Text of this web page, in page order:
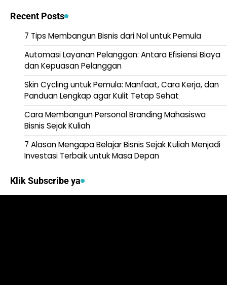
Recent Posts
7 Tips Membangun Bisnis dari Nol untuk Pemula
Automasi Layanan Pelanggan: Antara Efisiensi Biaya
dan Kepuasan Pelanggan
Skin Cycling untuk Pemula: Manfaat, Cara Kerja, dan
Panduan Lengkap agar Kulit Tetap Sehat
Cara Membangun Personal Branding Mahasiswa
Bisnis Sejak Kuliah
7 Alasan Mengapa Belajar Bisnis Sejak Kuliah Menjadi
Investasi Terbaik untuk Masa Depan
Klik Subscribe ya